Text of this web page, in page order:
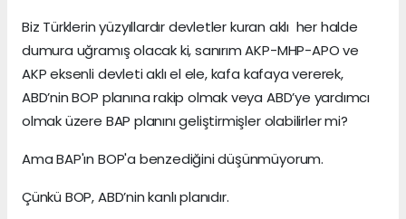
Biz Türklerin yüzyıllardır devletler kuran aklı her halde
dumura uğramış olacak ki, sanırım AKP-MHP-APO ve
AKP eksenli devleti aklı el ele, kafa kafaya vererek,
ABD’nin BOP planına rakip olmak veya ABD’ye yardımcı
olmak üzere BAP planını geliştirmişler olabilirler mi?
Ama BAP'ın BOP'a benzediğini düşünmüyorum.
Çünkü BOP, ABD’nin kanlı planıdır.